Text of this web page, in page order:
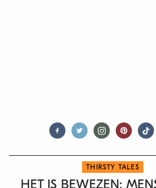
THIRSTY TALES
HET IS BEWEZEN: